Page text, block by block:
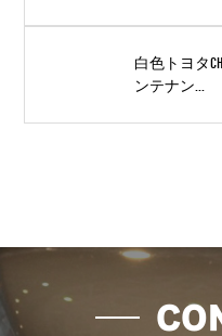
白色トヨタ
ンテナン...